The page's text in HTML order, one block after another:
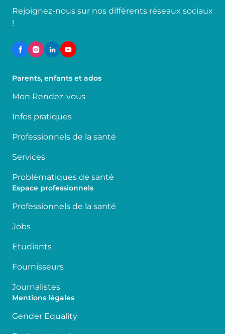
Rejoignez-nous sur nos différents réseaux sociaux
!
Parents, enfants et ados
Mon Rendez-vous
Infos pratiques
Professionnels de la santé
Services
Problématiques de santé
Espace professionnels
Professionnels de la santé
Jobs
Etudiants
Fournisseurs
Journalistes
Mentions légales
Gender Equality